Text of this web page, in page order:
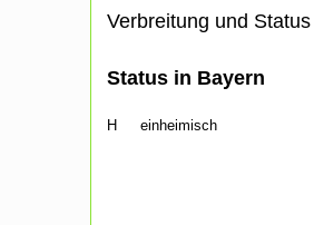
Verbreitung und Status
Status in Bayern
H einheimisch